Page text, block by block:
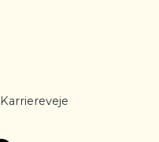
Karriereveje